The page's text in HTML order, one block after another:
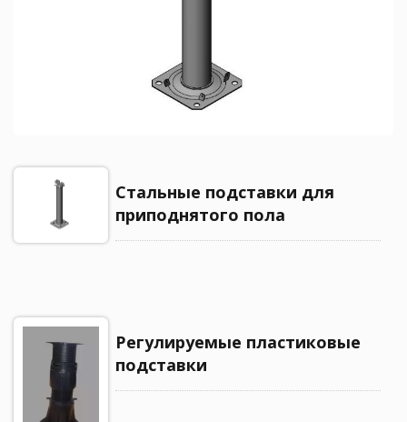
Стальные подставки для
приподнятого пола
Регулируемые пластиковые
подставки